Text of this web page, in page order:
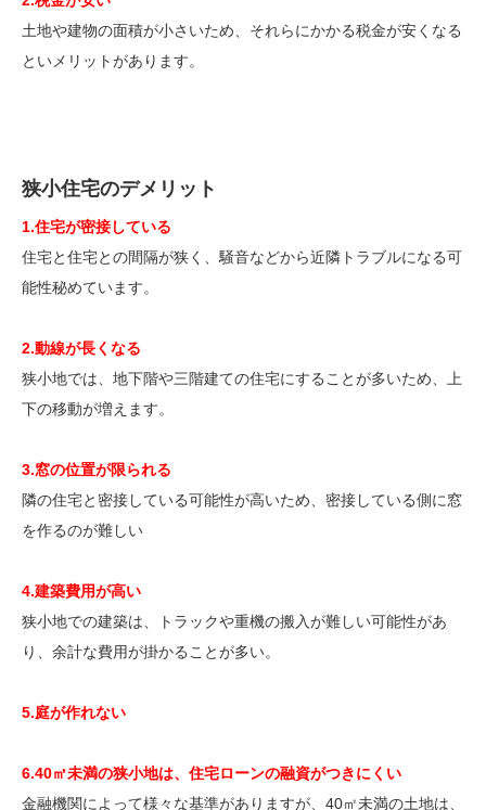
土地や建物の面積が小さいため、それらにかかる税金が安くなる
といメリットがあります。
狭小住宅のデメリット
1.住宅が密接している
住宅と住宅との間隔が狭く、騒音などから近隣トラブルになる可
能性秘めています。
2.動線が長くなる
狭小地では、地下階や三階建ての住宅にすることが多いため、上
下の移動が増えます。
3.窓の位置が限られる
隣の住宅と密接している可能性が高いため、密接している側に窓
を作るのが難しい
4.建築費用が高い
狭小地での建築は、トラックや重機の搬入が難しい可能性があ
り、余計な費用が掛かることが多い。
5.庭が作れない
6.40㎡未満の狭小地は、住宅ローンの融資がつきにくい
金融機関によって様々な基準がありますが、40㎡未満の土地は、